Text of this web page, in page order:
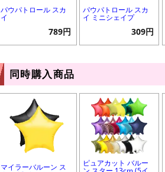
パウパトロール スカ
イ
789円
パウパトロール スカ
イ ミニシェイプ
309円
同時購入商品
マイラーバルーン ス ピュアカット バルー